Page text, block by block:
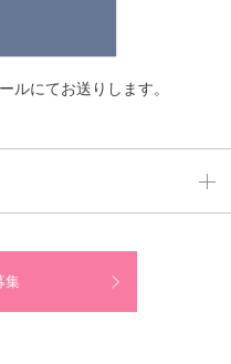
ルにてお送りします。
集